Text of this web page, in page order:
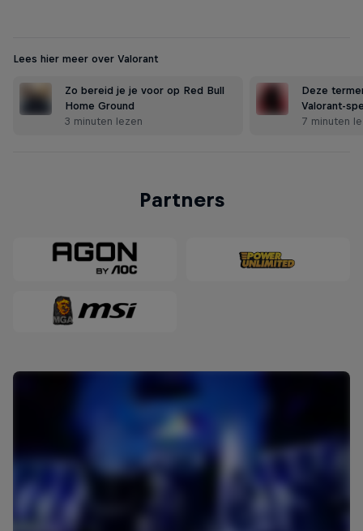
Lees hier meer over Valorant
Zo bereid je je voor op Red Bull
Home Ground
3 minuten lezen
Deze
Valorant-
7 minuten
Partners